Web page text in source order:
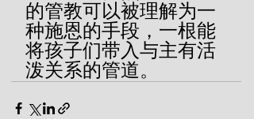
的管教可以被理解为一
种施恩的手段，一根能
将孩子们带入与主有活
泼关系的管道。